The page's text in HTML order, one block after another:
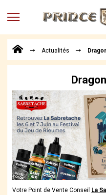
MENU
Points
de
Actualités
Téléchargements
Techniques,
trucs et
astuces
Vidéos
Actualités
Votre Point de Vente Conseil La